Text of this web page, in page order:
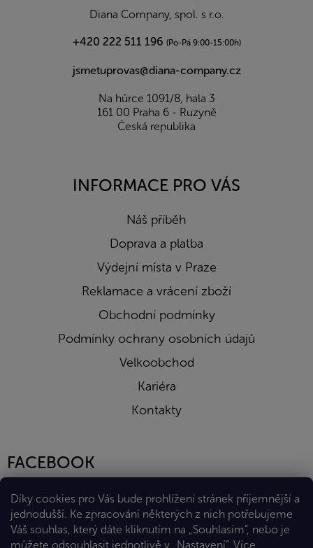
Díky cookies pro Vás bude prohlížení stránek příjemnější a
jednodušší. Ke zpracování některých z nich potřebujeme
Váš souhlas, který dáte kliknutím na „Souhlasím“, nebo je
můžete odsouhlasit jednotlivě v „Nastavení“. Více
Diana Company, spol. s r.o.
+420 222 511 196 (Po-Pá 9:00-15:00h)
jsmetuprovas@diana-company.cz
Na hůrce 1091/8, hala 3
161 00 Praha 6 - Ruzyně
Česká republika
INFORMACE PRO VÁS
Náš příběh
Doprava a platba
Výdejní místa v Praze
Reklamace a vrácení zboží
Obchodní podmínky
Podmínky ochrany osobních údajů
Velkoobchod
Kariéra
Kontakty
FACEBOOK